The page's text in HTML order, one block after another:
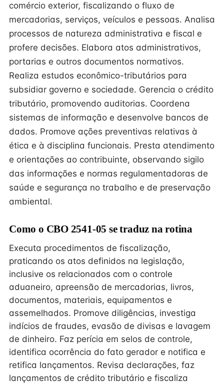
comércio exterior, fiscalizando o fluxo de
mercadorias, serviços, veículos e pessoas. Analisa
processos de natureza administrativa e fiscal e
profere decisões. Elabora atos administrativos,
portarias e outros documentos normativos.
Realiza estudos econômico-tributários para
subsidiar governo e sociedade. Gerencia o crédito
tributário, promovendo auditorias. Coordena
sistemas de informação e desenvolve bancos de
dados. Promove ações preventivas relativas à
ética e à disciplina funcionais. Presta atendimento
e orientações ao contribuinte, observando sigilo
das informações e normas regulamentadoras de
saúde e segurança no trabalho e de preservação
ambiental.
Como o CBO 2541-05 se traduz na rotina
Executa procedimentos de fiscalização,
praticando os atos definidos na legislação,
inclusive os relacionados com o controle
aduaneiro, apreensão de mercadorias, livros,
documentos, materiais, equipamentos e
assemelhados. Promove diligências, investiga
indícios de fraudes, evasão de divisas e lavagem
de dinheiro. Faz perícia em selos de controle,
identifica ocorrência do fato gerador e notifica e
retifica lançamentos. Revisa declarações, faz
lançamentos de crédito tributário e fiscaliza